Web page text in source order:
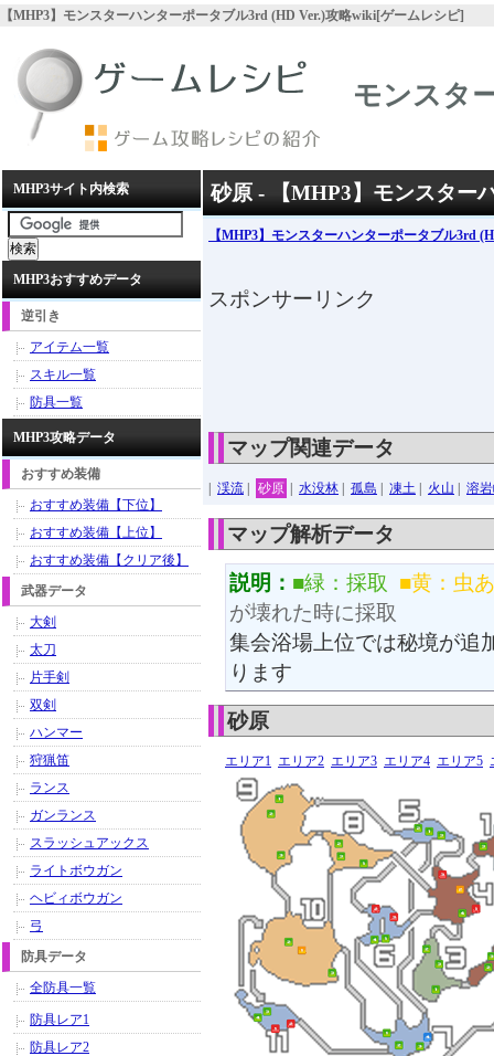
【MHP3】モンスターハンターポータブル3rd (HD Ver.)攻略wiki[ゲームレシピ]
モンスタ
砂原 - 【MHP3】モンスター
【MHP3】モンスターハンターポータブル3rd
スポンサーリンク
マップ関連データ
渓流 砂原 水没林 孤島 凍土 火山 溶
マップ解析データ
説明： ■緑：採取
■黄：虫
が壊れた時に採取
集会浴場上位では秘境が追
ります
砂原
エリア1 エリア2 エリア3 エリア4 エリア5
MHP3サイト内検索
MHP3おすすめデータ
逆引き
アイテム一覧
スキル一覧
防具一覧
MHP3攻略データ
おすすめ装備
おすすめ装備【下位】
おすすめ装備【上位】
おすすめ装備【クリア後】
武器データ
大剣
太刀
片手剣
双剣
ハンマー
狩猟笛
ランス
ガンランス
スラッシュアックス
ライトボウガン
ヘビィボウガン
弓
防具データ
全防具一覧
防具レア1
防具レア2